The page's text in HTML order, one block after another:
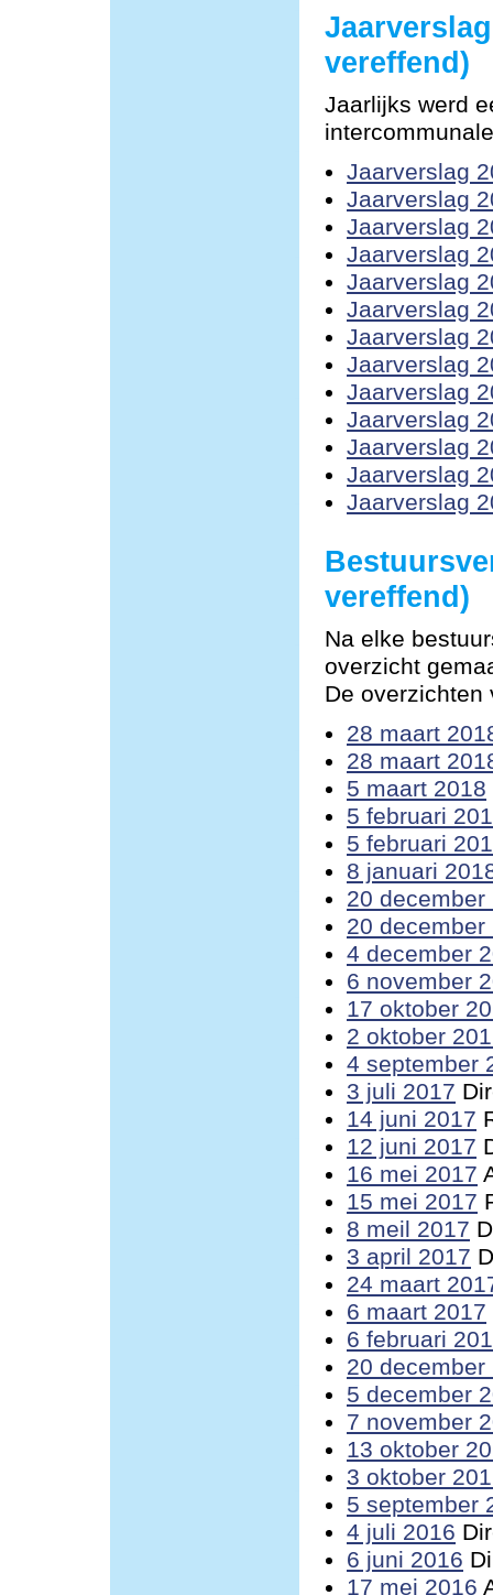
vereffend)
Jaarlijks werd
Jaarverslag
Jaarverslag
Jaarverslag
Jaarverslag
Jaarverslag
Jaarverslag
Jaarverslag
Jaarverslag
Jaarverslag
Jaarverslag
Jaarverslag
Jaarverslag
Jaarverslag
vereffend)
Na elke
overzicht
De overzichten
28 maart
28 maart
5 maart 2018
5 februari
5 februari
8 januari
20 december
20 december
4 december
6 november
17 oktober
2 oktober
4 september
3 juli 2017
14 juni 2017
12 juni 2017
16 mei 2017
15 mei 2017
8 meil 2017
3 april 2017
24 maart
6 maart 2017
6 februari
20 december
5 december
7 november
13 oktober
3 oktober
5 september
4 juli 2016
6 juni 2016
17 mei 2016